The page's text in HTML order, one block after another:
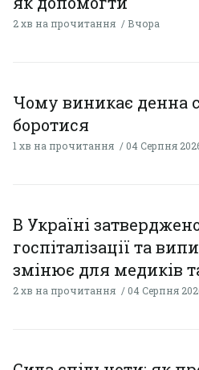
2 хв на прочитання Вчора
Чому виникає денна
боротися
1 хв на прочитання 04 Серпня
В Україні
госпіталізації та
змінює для медиків
2 хв на прочитання 04 Серпня